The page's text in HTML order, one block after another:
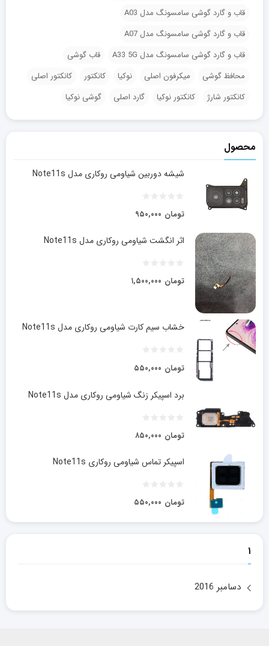
قاب و گارد گوشی سامسونگ مدل A03
قاب و گارد گوشی سامسونگ مدل A07
قاب و گارد گوشی سامسونگ مدل A33 5G
قاب گوشی
محافظ گوشی
میکرفون اصلی نوکیا کانکتور
کانکتور اصلی
کانکتور شارژ
کانکتور نوکیا گارد اصلی گوشی نوکیا
محصول
شیشه دوربین شیاومی روکاری مدل Note11s
۹۵۰,۰۰۰ تومان
اثر انگشت شیاومی روکاری مدل Note11s
۱,۵۰۰,۰۰۰ تومان
خشاب سیم کارت شیاومی روکاری مدل Note11s
۵۵۰,۰۰۰ تومان
برد اسپیکر زنگ شیاومی روکاری مدل Note11s
۸۵۰,۰۰۰ تومان
اسپیکر تماس شیاومی روکاری Note11s
۵۵۰,۰۰۰ تومان
۱
دسامبر 2016